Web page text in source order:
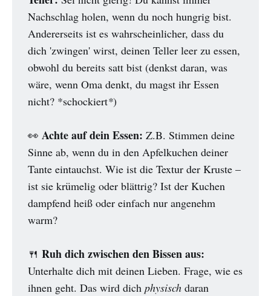
Nachschlag holen, wenn du noch hungrig bist.
Andererseits ist es wahrscheinlicher, dass du
dich 'zwingen' wirst, deinen Teller leer zu essen,
obwohl du bereits satt bist (denkst daran, was
wäre, wenn Oma denkt, du magst ihr Essen
nicht? *schockiert*)
👀 Achte auf dein Essen: Z.B. Stimmen deine
Sinne ab, wenn du in den Apfelkuchen deiner
Tante eintauchst. Wie ist die Textur der Kruste –
ist sie krümelig oder blättrig? Ist der Kuchen
dampfend heiß oder einfach nur angenehm
warm?
🍴 Ruh dich zwischen den Bissen aus:
Unterhalte dich mit deinen Lieben. Frage, wie es
ihnen geht. Das wird dich physischdaran